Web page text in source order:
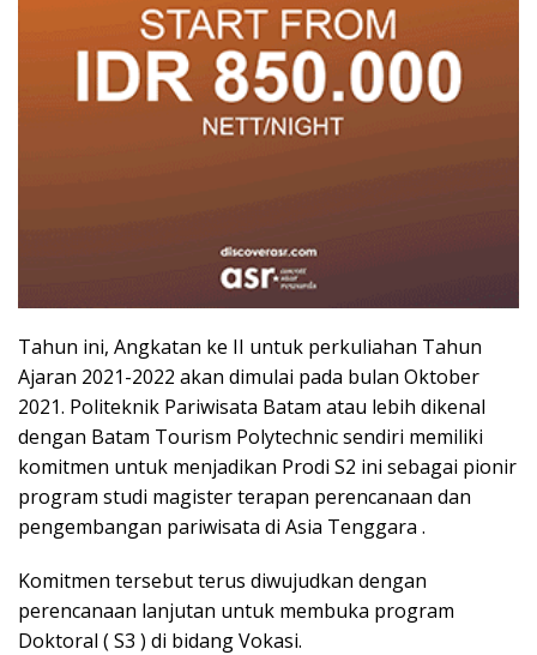
Tahun ini, Angkatan ke II untuk perkuliahan Tahun
Ajaran 2021-2022 akan dimulai pada bulan Oktober
2021. Politeknik Pariwisata Batam atau lebih dikenal
dengan Batam Tourism Polytechnic sendiri memiliki
komitmen untuk menjadikan Prodi S2 ini sebagai pionir
program studi magister terapan perencanaan dan
pengembangan pariwisata di Asia Tenggara .
Komitmen tersebut terus diwujudkan dengan
perencanaan lanjutan untuk membuka program
Doktoral ( S3 ) di bidang Vokasi.